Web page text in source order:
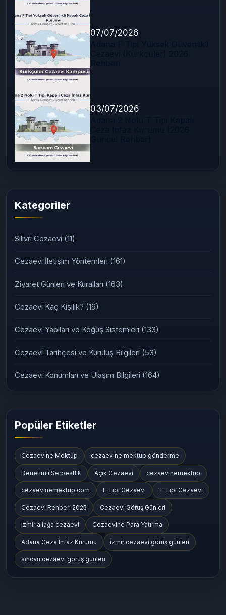
07/07/2026
03/07/2026
Kategoriler
Silivri Cezaevi (11)
Cezaevi İletişim Yöntemleri (161)
Ziyaret Günleri ve Kuralları (163)
Cezaevi Kaç Kişilik? (19)
Cezaevi Yapıları ve Koğuş Sistemleri (133)
Cezaevi Tarihçesi ve Kuruluş Bilgileri (53)
Cezaevi Konumları ve Ulaşım Bilgileri (164)
Popüler Etiketler
Cezaevine Mektup cezaevine mektup gönderme
Denetimli Serbestlik Açık Cezaevi cezaevinemektup
cezaevinemektup.com E Tipi Cezaevi T Tipi Cezaevi
Cezaevi Rehberi 2025 Cezaevi Görüş Günleri
izmir aliağa cezaevi Cezaevine Para Yatırma
Adana Ceza İnfaz Kurumu izmir cezaevi görüş günleri
sincan cezaevi görüş günleri